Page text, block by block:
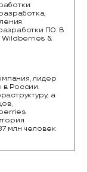
ПО. В
Wildberries &
лидер
России.
а
млн человек